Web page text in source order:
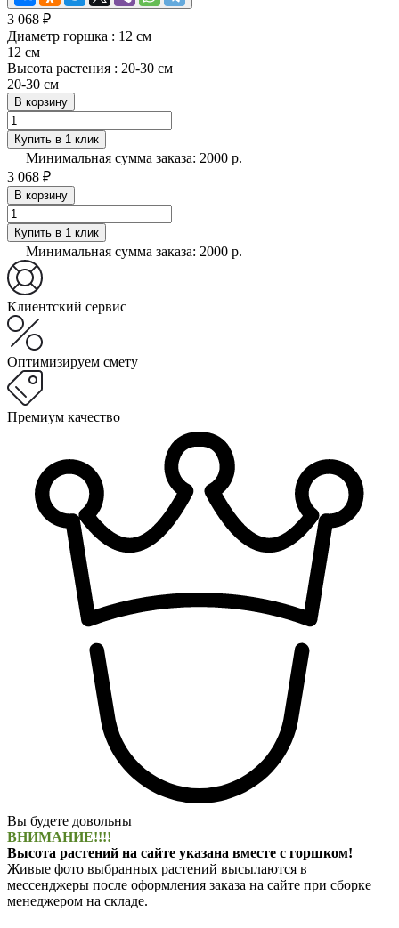
3 068 ₽
Диаметр горшка : 12 см
12 см
Высота растения : 20-30 см
20-30 см
В корзину
Купить в 1 клик
Минимальная сумма заказа: 2000 р.
3 068 ₽
В корзину
Купить в 1 клик
Минимальная сумма заказа: 2000 р.
Клиентский сервис
Оптимизируем смету
Премиум качество
Вы будете довольны
ВНИМАНИЕ!!!!
Высота растений на сайте указана вместе с горшком!
Живые фото выбранных растений высылаются в
мессенджеры после оформления заказа на сайте при сборке
менеджером на складе.